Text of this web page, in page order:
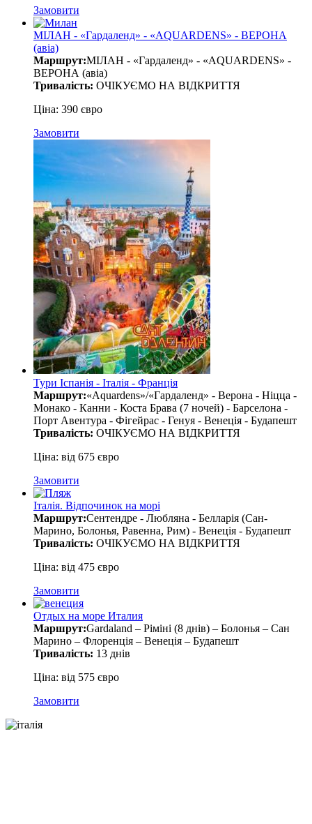
Замовити
МІЛАН - «Гардаленд» - «AQUARDENS» - ВЕРОНА
(авіа)
Маршрут:МІЛАН - «Гардаленд» - «AQUARDENS» -
ВЕРОНА (авіа)
Тривалість: ОЧІКУЄМО НА ВІДКРИТТЯ
Ціна: 390 євро
Замовити
Тури Іспанія - Італія - Франція
Маршрут:«Aquardens»/«Гардаленд» - Верона - Ніцца -
Монако - Канни - Коста Брава (7 ночей) - Барселона -
Порт Авентура - Фігейрас - Генуя - Венеція - Будапешт
Тривалість: ОЧІКУЄМО НА ВІДКРИТТЯ
Ціна: від 675 євро
Замовити
Італія. Відпочинок на морі
Маршрут:Сентендре - Любляна - Белларія (Сан-
Марино, Болонья, Равенна, Рим) - Венеція - Будапешт
Тривалість: ОЧІКУЄМО НА ВІДКРИТТЯ
Ціна: від 475 євро
Замовити
Отдых на море Италия
Маршрут:Gardaland – Ріміні (8 днів) – Болонья – Сан
Марино – Флоренція – Венеція – Будапешт
Тривалість: 13 днів
Ціна: від 575 євро
Замовити